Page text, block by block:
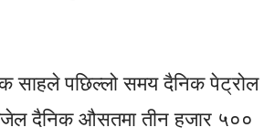
साहले पछिल्लो समय दैनिक पेट्रोल
दैनिक औसतमा तीन हजार ५००